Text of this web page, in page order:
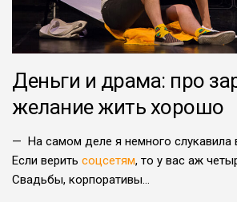
Деньги и драма: про
желание жить хорошо
— На самом деле я немного слукавила
Если верить соцсетям, то у вас аж
Свадьбы, корпоративы…